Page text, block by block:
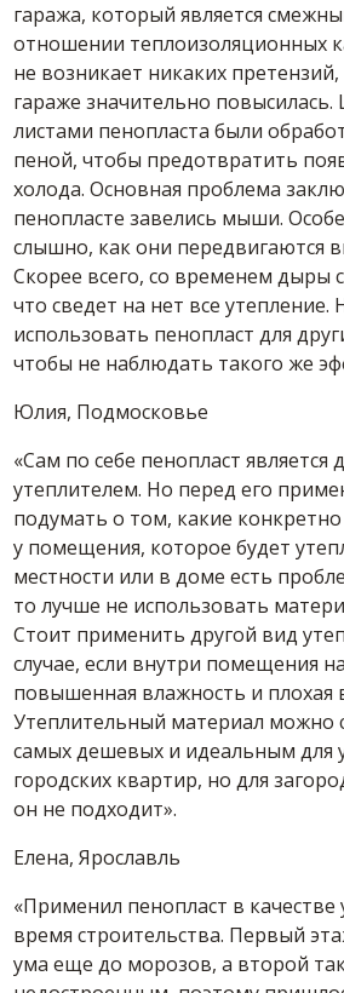
гаража, который является
отношении теплоизоляционных
не возникает никаких
гараже значительно
листами пенопласта были
пеной, чтобы предотвратить
холода. Основная проблема
пенопласте завелись мыши.
слышно, как они передвигаются
Скорее всего, со временем дыры
что сведет на нет все утепление.
использовать пенопласт для
чтобы не наблюдать такого же
Юлия, Подмосковье
«Сам по себе пенопласт
утеплителем. Но перед его
подумать о том, какие
у помещения, которое будет
местности или в доме есть
то лучше не использовать
Стоит применить другой вид
случае, если внутри помещения
повышенная влажность и плохая
Утеплительный материал можно
самых дешевых и идеальным для
городских квартир, но для
он не подходит».
Елена, Ярославль
«Применил пенопласт в качестве
время строительства. Первый
ума еще до морозов, а второй так